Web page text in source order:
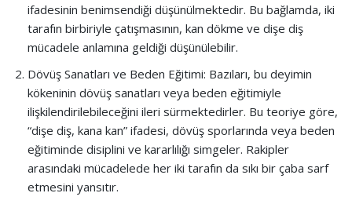
ifadesinin benimsendiği düşünülmektedir. Bu bağlamda, iki
tarafın birbiriyle çatışmasının, kan dökme ve dişe diş
mücadele anlamına geldiği düşünülebilir.
Dövüş Sanatları ve Beden Eğitimi: Bazıları, bu deyimin
kökeninin dövüş sanatları veya beden eğitimiyle
ilişkilendirilebileceğini ileri sürmektedirler. Bu teoriye göre,
“dişe diş, kana kan” ifadesi, dövüş sporlarında veya beden
eğitiminde disiplini ve kararlılığı simgeler. Rakipler
arasındaki mücadelede her iki tarafın da sıkı bir çaba sarf
etmesini yansıtır.